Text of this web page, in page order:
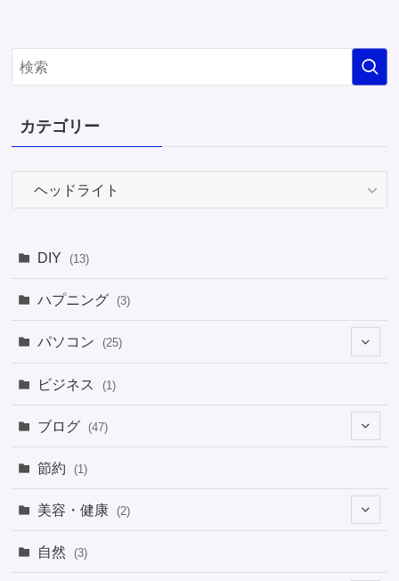
カテゴリー
DIY (13)
ハプニング (3)
パソコン (25)
(8)
(1)
(1) (6)
(4)
ビジネス (1)
ブログ (47)
節約 (1)
美容・健康 (2)
(1)
自然 (3)